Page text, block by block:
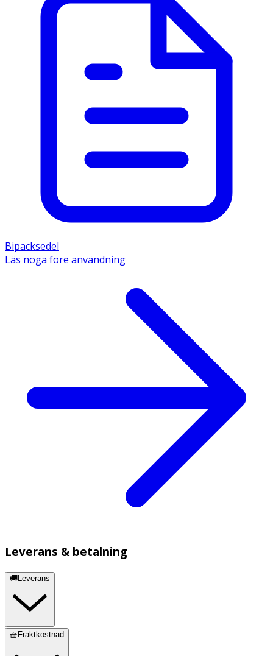
Bipacksedel
Läs noga före användning
Leverans & betalning
🚚Leverans
🧺Fraktkostnad